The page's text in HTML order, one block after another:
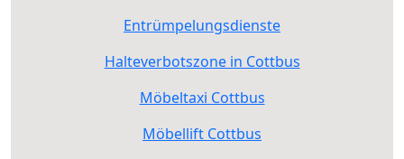
Entrümpelungsdienste
Halteverbotszone in Cottbus
Möbeltaxi Cottbus
Möbellift Cottbus